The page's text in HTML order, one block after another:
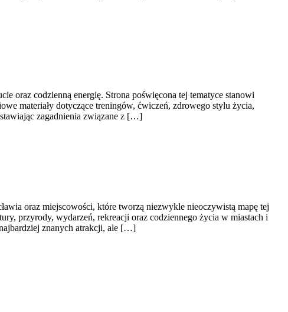
oraz codzienną energię. Strona poświęcona tej tematyce stanowi
materiały dotyczące treningów, ćwiczeń, zdrowego stylu życia,
zagadnienia związane z […]
oraz miejscowości, które tworzą niezwykle nieoczywistą mapę tej
przyrody, wydarzeń, rekreacji oraz codziennego życia w miastach i
znanych atrakcji, ale […]